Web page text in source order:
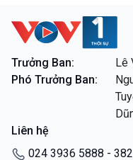
VOV1 đặc biệt
Thanh âm ký sự
Chân dung cuộc sống
Các chương trình đặc
Trưởng Ban:
Lê
Phó Trưởng Ban:
Liên hệ
024 3936 5888 -